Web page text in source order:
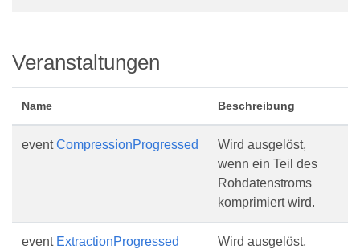
Veranstaltungen
Name Beschreibung
eventCompressionProgressed
Wird ausgelöst,
wenn ein Teil des
Rohdatenstroms
komprimiert wird.
event ExtractionProgressed
Wird ausgelöst,